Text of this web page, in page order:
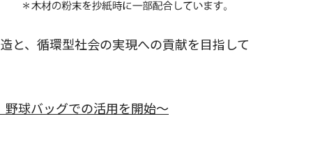
と、循環型社会の実現への貢献を目指して
野球バッグでの活用を開始～